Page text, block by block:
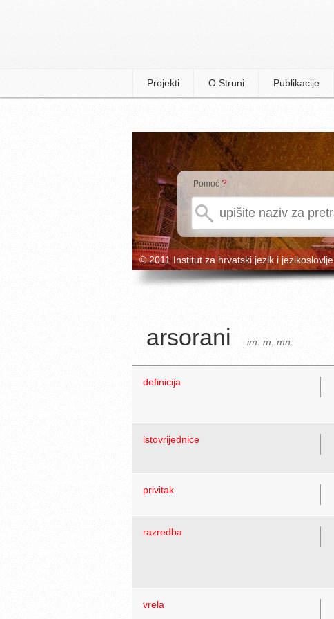
Projekti O Struni Publikacije
Pomoć ?
© 2011 Institut za hrvatski jezik i jezikoslovlje
arsorani im. m. mn.
definicija
istovrijednice
privitak
razredba
vrela